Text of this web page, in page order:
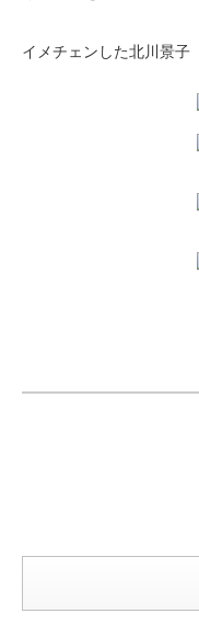
イメチェンした北川景子